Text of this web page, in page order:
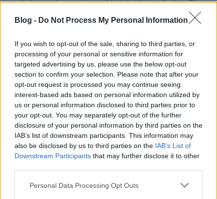
Blog - Do Not Process My Personal Information
If you wish to opt-out of the sale, sharing to third parties, or
processing of your personal or sensitive information for
targeted advertising by us, please use the below opt-out
section to confirm your selection. Please note that after your
opt-out request is processed you may continue seeing
interest-based ads based on personal information utilized by
us or personal information disclosed to third parties prior to
your opt-out. You may separately opt-out of the further
disclosure of your personal information by third parties on the
IAB’s list of downstream participants. This information may
also be disclosed by us to third parties on the IAB’s List of
Downstream Participants that may further disclose it to other
Please note that this website/app uses one or more Google
Personal Data Processing Opt Outs
nyolc lemez és rengeteg világ körüli turné, de a The
legkiszámíthatlanabb és felvillanyozóbb jelenség a
toposzok, lehengerlő energia és persze a deviancia:
ezek egyetlen koncertjükből sem hiányozhatnak.
Vagy ahogy ők fogalmaztak:"Sokan próbálták már
megmondani nekünk, mit nem tehetünk a színpadon.
Mi pedig természetesen úgy reagáltunk, hogy akkor azt
muszáj megtennünk! Persze idővel rájöttünk, hogy
Indiában például nem szerencsés csókolózni a
színpadon vagy csak letolni a nadrágunkat. De
bizonyos értelemben erről szól számunkra a zenekar,
hogy kitoljuk a határokat, nem csak a magunk
számára!"
Az elképesztő színpadi jelenlét persze mit sem érnek
emlékezetes dalok nélkül, de a banda ezen a téren